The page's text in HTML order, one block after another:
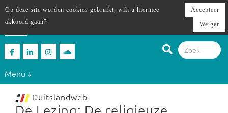
Menu ↓
Duitslandweb
De Lezing: De religieuze
Op deze site worden cookies gebruikt, wilt u hiermee
akkoord gaan?
Accepteer
Weiger